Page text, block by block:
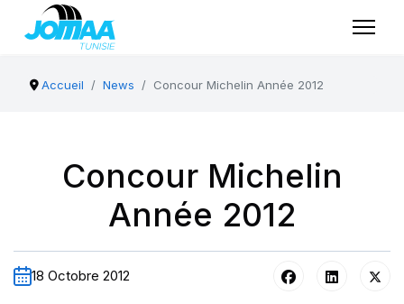
Accueil News Concour Michelin Année 2012
Concour Michelin
Année 2012
18 Octobre 2012